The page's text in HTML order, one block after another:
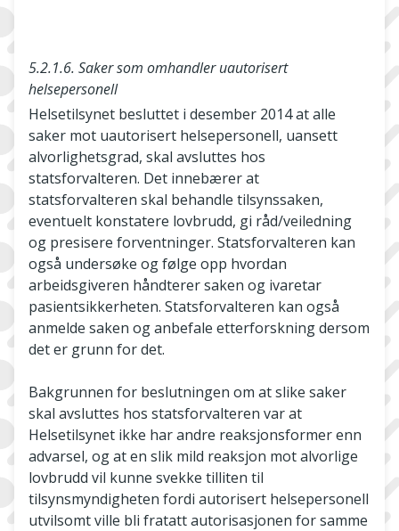
5.2.1.6. Saker som omhandler uautorisert
helsepersonell
Helsetilsynet besluttet i desember 2014 at alle
saker mot uautorisert helsepersonell, uansett
alvorlighetsgrad, skal avsluttes hos
statsforvalteren. Det innebærer at
statsforvalteren skal behandle tilsynssaken,
eventuelt konstatere lovbrudd, gi råd/veiledning
og presisere forventninger. Statsforvalteren kan
også undersøke og følge opp hvordan
arbeidsgiveren håndterer saken og ivaretar
pasientsikkerheten. Statsforvalteren kan også
anmelde saken og anbefale etterforskning dersom
det er grunn for det.
Bakgrunnen for beslutningen om at slike saker
skal avsluttes hos statsforvalteren var at
Helsetilsynet ikke har andre reaksjonsformer enn
advarsel, og at en slik mild reaksjon mot alvorlige
lovbrudd vil kunne svekke tilliten til
tilsynsmyndigheten fordi autorisert helsepersonell
utvilsomt ville bli fratatt autorisasjonen for samme